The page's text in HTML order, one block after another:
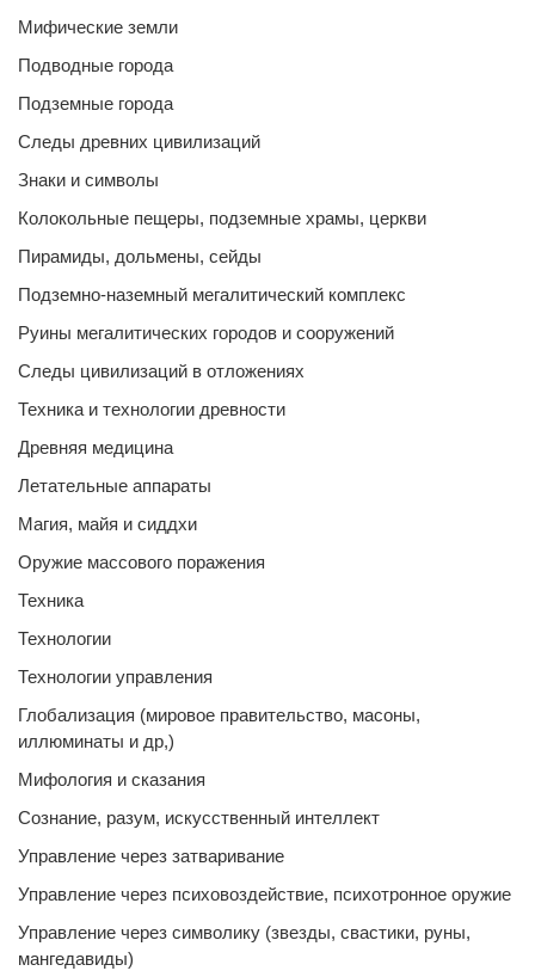
Мифические земли
Подводные города
Подземные города
Следы древних цивилизаций
Знаки и символы
Колокольные пещеры, подземные храмы, церкви
Пирамиды, дольмены, сейды
Подземно-наземный мегалитический комплекс
Руины мегалитических городов и сооружений
Следы цивилизаций в отложениях
Техника и технологии древности
Древняя медицина
Летательные аппараты
Магия, майя и сиддхи
Оружие массового поражения
Техника
Технологии
Технологии управления
Глобализация (мировое правительство, масоны,
иллюминаты и др,)
Мифология и сказания
Сознание, разум, искусственный интеллект
Управление через затваривание
Управление через психовоздействие, психотронное оружие
Управление через символику (звезды, свастики, руны,
мангедавиды)